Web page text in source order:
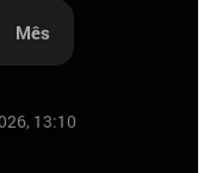
Mês
13:10